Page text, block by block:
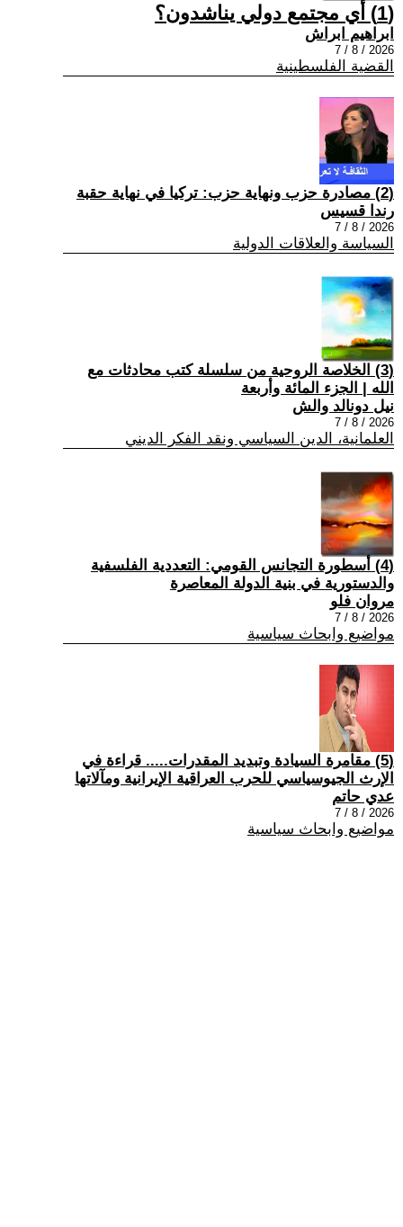
(1) أي مجتمع دولي يناشدون؟
ابراهيم ابراش
2026 / 8 / 7
القضية الفلسطينية
(2) مصادرة حزب ونهاية حزب: تركيا في نهاية حقبة
رندا قسيس
2026 / 8 / 7
السياسة والعلاقات الدولية
(3) الخلاصة الروحية من سلسلة كتب محادثات مع
الله | الجزء المائة وأربعة
نيل دونالد والش
2026 / 8 / 7
العلمانية، الدين السياسي ونقد الفكر الديني
(4) أسطورة التجانس القومي: التعددية الفلسفية
والدستورية في بنية الدولة المعاصرة
مروان فلو
2026 / 8 / 7
مواضيع وابحاث سياسية
(5) مقامرة السيادة وتبديد المقدرات..... قراءة في
الإرث الجيوسياسي للحرب العراقية الإيرانية ومآلاتها
عدي حاتم
2026 / 8 / 7
مواضيع وابحاث سياسية